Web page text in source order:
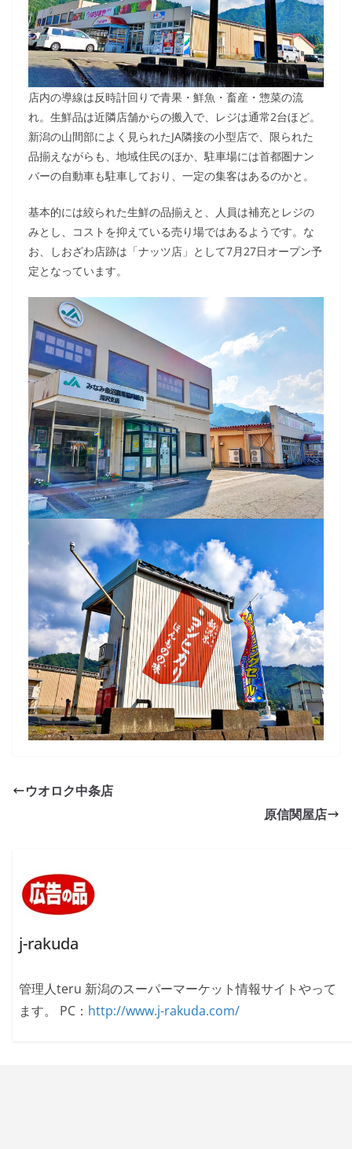
店内の導線は反時計回りで青果・鮮魚・畜産・惣菜の流
れ。生鮮品は近隣店舗からの搬入で、レジは通常2台ほど。
新潟の山間部によく見られたJA隣接の小型店で、限られた
品揃えながらも、地域住民のほか、駐車場には首都圏ナン
バーの自動車も駐車しており、一定の集客はあるのかと。
基本的には絞られた生鮮の品揃えと、人員は補充とレジの
みとし、コストを抑えている売り場ではあるようです。な
お、しおざわ店跡は「ナッツ店」として7月27日オープン予
定となっています。
ウオロク中条店
原信関屋店
j-rakuda
管理人teru 新潟のスーパーマーケット情報サイトやって
ます。 PC： http://www.j-rakuda.com/